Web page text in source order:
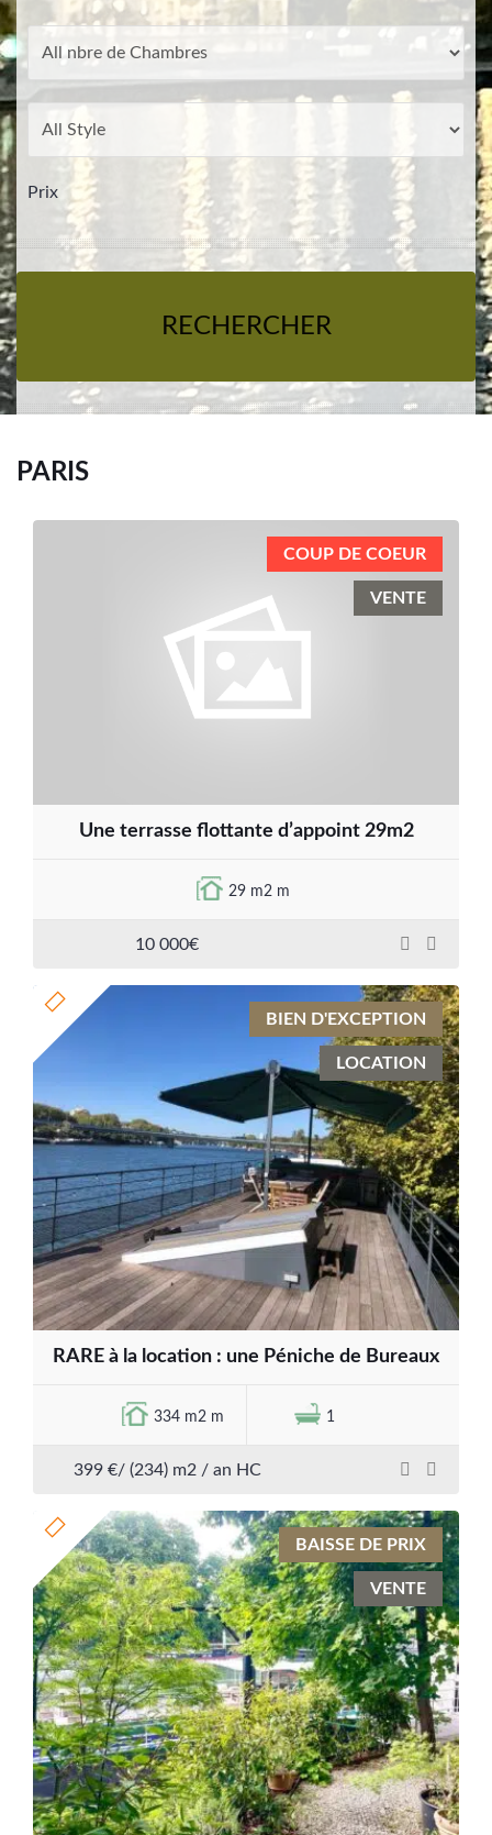
Prix
RECHERCHER
PARIS
COUP DE COEUR
VENTE
Une terrasse flottante d’appoint 29m2
29 m2 m
10 000€
BIEN D'EXCEPTION
LOCATION
RARE à la location : une Péniche de Bureaux
334 m2 m 1
399 €/ (234) m2 / an HC
BAISSE DE PRIX
VENTE